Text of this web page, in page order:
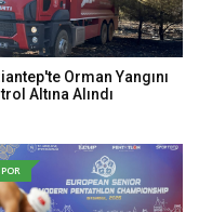
Orman Yangını
Altına Alındı